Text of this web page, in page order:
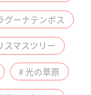
グーナテンボス
スマスツリー
# 光の草原